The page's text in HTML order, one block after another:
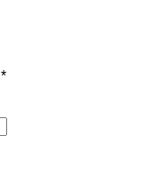
*Erforderlich